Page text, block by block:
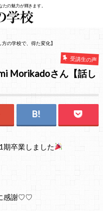
の魅力が輝きます。
の学校で、得た変化】
受講生の声
Morikadoさん【話し
期卒業しました
感謝♡♡